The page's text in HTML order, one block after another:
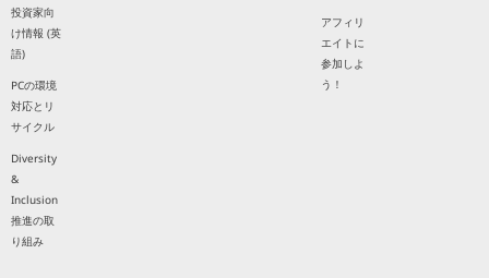
投資家向
け情報 (英
語)
PCの環境
対応とリ
サイクル
Diversity
&
Inclusion
推進の取
り組み
アフィリ
エイトに
参加しよ
う！